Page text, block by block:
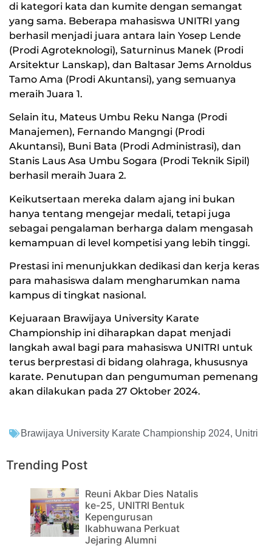
di kategori kata dan kumite dengan semangat
yang sama. Beberapa mahasiswa UNITRI yang
berhasil menjadi juara antara lain Yosep Lende
(Prodi Agroteknologi), Saturninus Manek (Prodi
Arsitektur Lanskap), dan Baltasar Jems Arnoldus
Tamo Ama (Prodi Akuntansi), yang semuanya
meraih Juara 1.
Selain itu, Mateus Umbu Reku Nanga (Prodi
Manajemen), Fernando Mangngi (Prodi
Akuntansi), Buni Bata (Prodi Administrasi), dan
Stanis Laus Asa Umbu Sogara (Prodi Teknik Sipil)
berhasil meraih Juara 2.
Keikutsertaan mereka dalam ajang ini bukan
hanya tentang mengejar medali, tetapi juga
sebagai pengalaman berharga dalam mengasah
kemampuan di level kompetisi yang lebih tinggi.
Prestasi ini menunjukkan dedikasi dan kerja keras
para mahasiswa dalam mengharumkan nama
kampus di tingkat nasional.
Kejuaraan Brawijaya University Karate
Championship ini diharapkan dapat menjadi
langkah awal bagi para mahasiswa UNITRI untuk
terus berprestasi di bidang olahraga, khususnya
karate. Penutupan dan pengumuman pemenang
akan dilakukan pada 27 Oktober 2024.
Brawijaya University Karate Championship 2024, Unitri
Trending Post
Reuni Akbar Dies Natalis
ke-25, UNITRI Bentuk
Kepengurusan
Ikabhuwana Perkuat
Jejaring Alumni